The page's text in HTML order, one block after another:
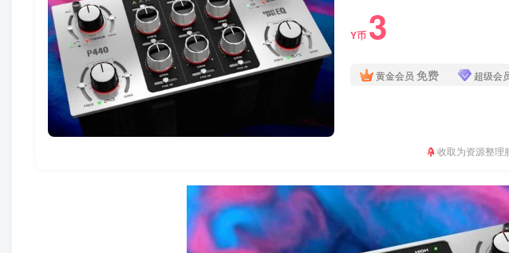
Y币 3
黄金会员 免费 超级会
收取为资源整理